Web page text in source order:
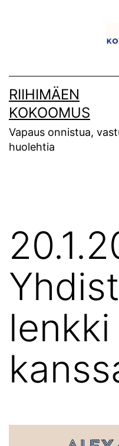
RIIHIMÄEN
KOKOOMUS
Vapaus onnistua,
huolehtia